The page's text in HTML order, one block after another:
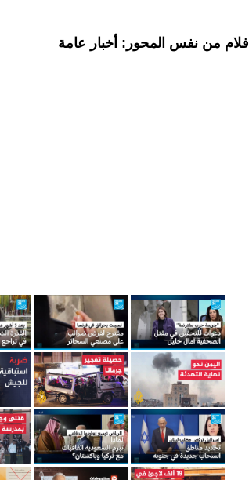
افلام من نفس المحور: أخبار عامة